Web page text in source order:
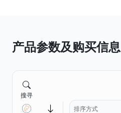
产品参数及购买信息
搜寻
排序方式